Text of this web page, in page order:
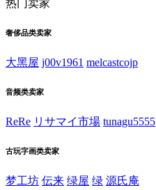
热门卖家
奢侈品类卖家
大黑屋 j00v1961 melcastcojp
音频类卖家
ReRe リサマイ市場 tunagu5555
古玩字画类卖家
梦工坊 伝来 绿屋 绿 源氏庵